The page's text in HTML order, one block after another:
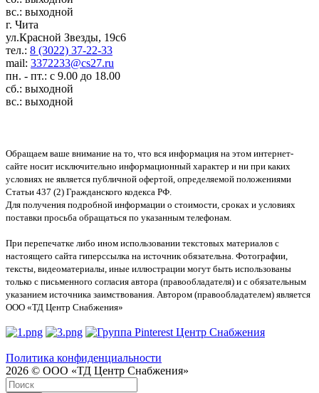
вс.: выходной
г. Чита
ул.Красной Звезды, 19с6
тел.: 8 (3022) 37-22-33
mail: 3372233@cs27.ru
пн. - пт.: с 9.00 до 18.00
сб.: выходной
вс.: выходной
Обращаем ваше внимание на то, что вся информация на этом интернет-
сайте носит исключительно информационный характер и ни при каких
условиях не является публичной офертой, определяемой положениями
Статьи 437 (2) Гражданского кодекса РФ.
Для получения подробной информации о стоимости, сроках и условиях
поставки просьба обращаться по указанным телефонам.
При перепечатке либо ином использовании текстовых материалов с
настоящего сайта гиперссылка на источник обязательна. Фотографии,
тексты, видеоматериалы, иные иллюстрации могут быть использованы
только с письменного согласия автора (правообладателя) и с обязательным
указанием источника заимствования. Автором (правообладателем) является
ООО «ТД Центр Снабжения»
Политика конфиденциальности
2026 © ООО «ТД Центр Снабжения»